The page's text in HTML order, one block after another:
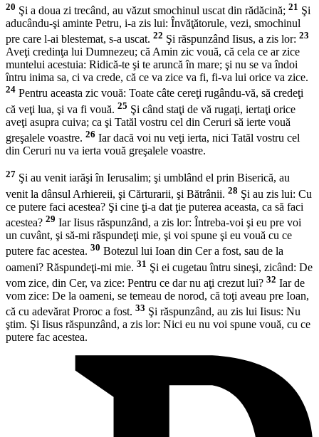
20 Şi a doua zi trecând, au văzut smochinul uscat din rădăcină; 21 Şi
aducându-şi aminte Petru, i-a zis lui: Învăţătorule, vezi, smochinul
pre care l-ai blestemat, s-a uscat. 22 Şi răspunzând Iisus, a zis lor: 23
Aveţi credinţa lui Dumnezeu; că Amin zic vouă, că cela ce ar zice
muntelui acestuia: Ridică-te şi te aruncă în mare; şi nu se va îndoi
întru inima sa, ci va crede, că ce va zice va fi, fi-va lui orice va zice.
24 Pentru aceasta zic vouă: Toate câte cereţi rugându-vă, să credeţi
că veţi lua, şi va fi vouă. 25 Şi când staţi de vă rugaţi, iertaţi orice
aveţi asupra cuiva; ca şi Tatăl vostru cel din Ceruri să ierte vouă
greşalele voastre. 26 Iar dacă voi nu veţi ierta, nici Tatăl vostru cel
din Ceruri nu va ierta vouă greşalele voastre.
27 Şi au venit iarăşi în Ierusalim; şi umblând el prin Biserică, au
venit la dânsul Arhiereii, şi Cărturarii, şi Bătrânii. 28 Şi au zis lui: Cu
ce putere faci acestea? Şi cine ţi-a dat ţie puterea aceasta, ca să faci
acestea? 29 Iar Iisus răspunzând, a zis lor: Întreba-voi şi eu pre voi
un cuvânt, şi să-mi răspundeţi mie, şi voi spune şi eu vouă cu ce
putere fac acestea. 30 Botezul lui Ioan din Cer a fost, sau de la
oameni? Răspundeţi-mi mie. 31 Şi ei cugetau întru sineşi, zicând: De
vom zice, din Cer, va zice: Pentru ce dar nu aţi crezut lui? 32 Iar de
vom zice: De la oameni, se temeau de norod, că toţi aveau pre Ioan,
că cu adevărat Proroc a fost. 33 Şi răspunzând, au zis lui Iisus: Nu
ştim. Şi Iisus răspunzând, a zis lor: Nici eu nu voi spune vouă, cu ce
putere fac acestea.